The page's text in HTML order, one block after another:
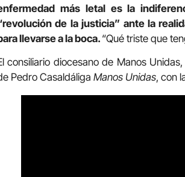
más letal es la
de la justicia” ante la
llevarse a la boca. “Qué triste que
consiliario diocesano de Manos
Pedro Casaldáliga Manos Unidas, con